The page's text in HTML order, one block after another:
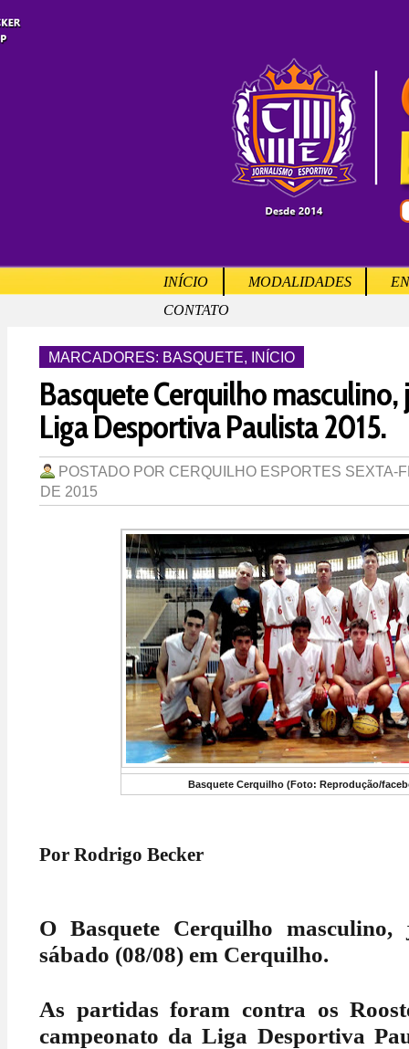
INÍCIO MODALIDADES
CONTATO
MARCADORES: BASQUETE, INÍCIO
Basquete Cerquilho
Liga Desportiva Paulista 2015.
POSTADO POR CERQUILHO ESPORTES SEXTA-
DE 2015
Basquete Cerquilho (Foto: Reprodução/
Por Rodrigo Becker
O Basquete Cerquilho
sábado (08/08) em Cerquilho.
As partidas foram contra os
campeonato da Liga Desportiva